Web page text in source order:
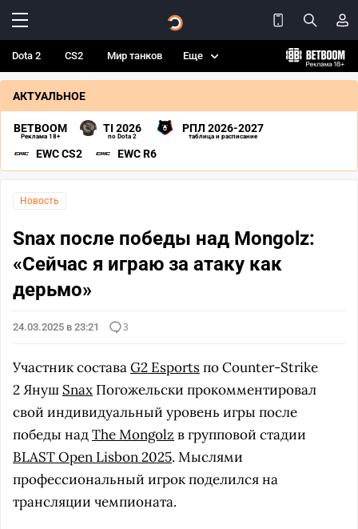
Dota 2 CS2 Мир танков Еще
АКТУАЛЬНОЕ
BETBOOM
Реклама 18+
TI 2026
по Dota 2
РПЛ 2026-2027
таблица и расписание
EWC CS2 EWC R6
Новость
Snax после победы над Mongolz:
«Сейчас я играю за атаку как
дерьмо»
24.03.2025 в 23:21 3
Участник составаG2 Esportsпо Counter-Strike
2 Януш Snax Погожельски прокомментировал
свой индивидуальный уровень игры после
победы надThe Mongolz в групповой стадии
BLAST Open Lisbon 2025. Мыслями
профессиональный игрок поделился на
трансляции чемпионата.